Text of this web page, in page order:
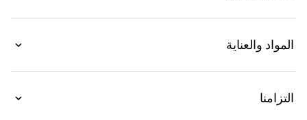
التصميم تقليماً من الجلد باللون الأبيض السكَّري، ويأتي مع
المواد والعناية
التزامنا